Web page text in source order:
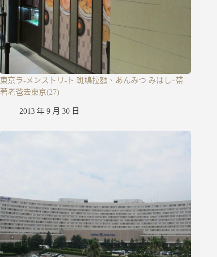
東京ラ-メンストリ-ト 斑鳩拉麵、あんみつ みはし~帶
著老爸去東京(27)
2013 年 9 月 30 日